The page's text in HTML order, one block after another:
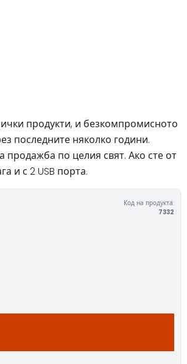
продукти, и безкомпромисното
последните няколко години.
по целия свят. Ако сте от
и с 2 USB порта.
Код на продукта:
7332